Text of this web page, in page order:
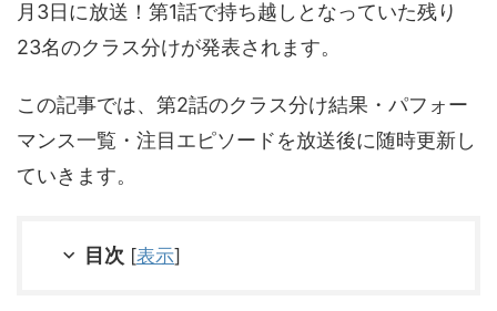
月3日に放送！第1話で持ち越しとなっていた残り
23名のクラス分けが発表されます。
この記事では、第2話のクラス分け結果・パフォー
マンス一覧・注目エピソードを放送後に随時更新し
ていきます。
目次 [表示]